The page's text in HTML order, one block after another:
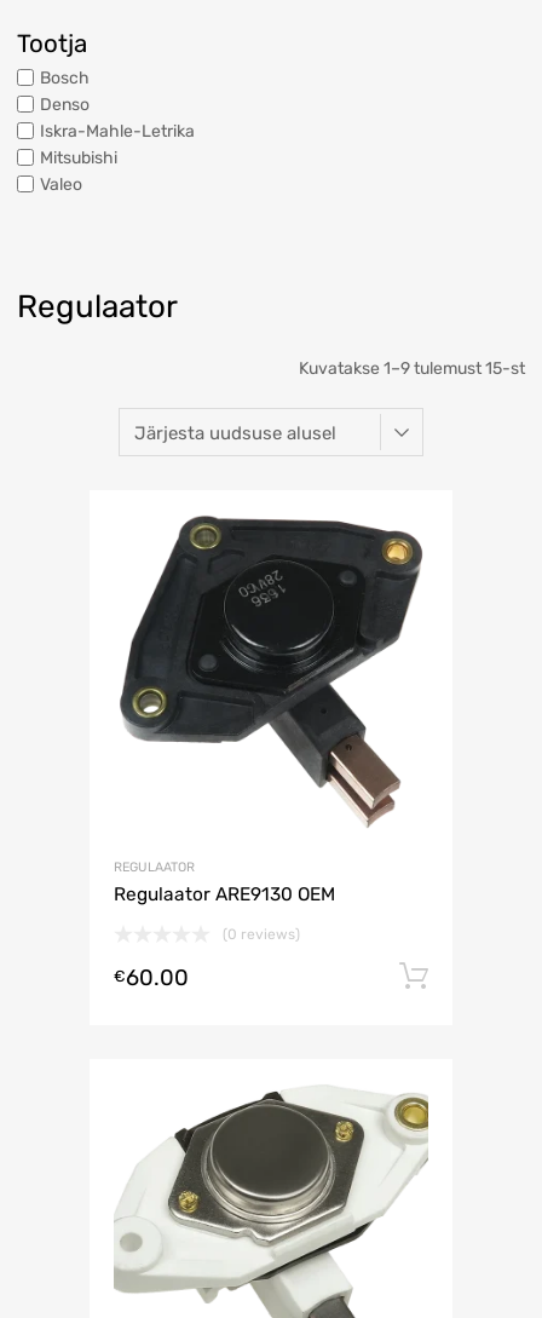
Regulaator
Kuvatakse 1–9 tulemust 15-st
REGULAATOR
Regulaator ARE9130 OEM
(0 reviews)
€60.00
Tootja
Bosch
Denso
Iskra-Mahle-Letrika
Mitsubishi
Valeo